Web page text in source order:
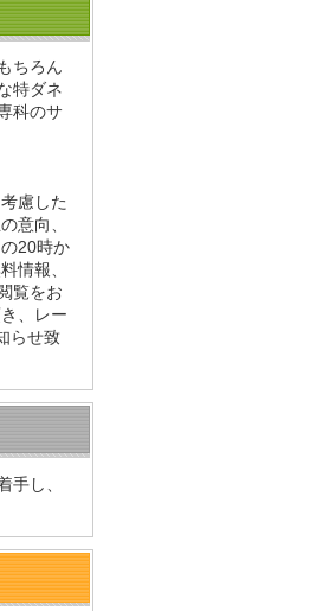
ちろん
特ダネ
科のサ
慮した
意向、
20時か
情報、
覧をお
、レー
らせ致
手し、